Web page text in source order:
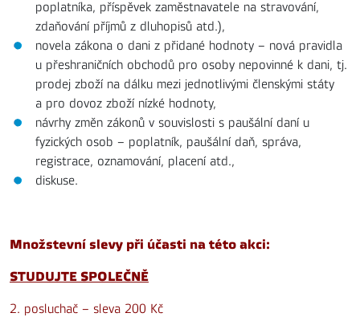
poplatníka, příspěvek zaměstnavatele na stravování,
zdaňování příjmů z dluhopisů atd.),
novela zákona o dani z přidané hodnoty – nová pravidla
u přeshraničních obchodů pro osoby nepovinné k dani, tj.
prodej zboží na dálku mezi jednotlivými členskými státy
a pro dovoz zboží nízké hodnoty,
návrhy změn zákonů v souvislosti s paušální daní u
fyzických osob – poplatník, paušální daň, správa,
registrace, oznamování, placení atd.,
diskuse.
Množstevní slevy při účasti na této akci:
STUDUJTE SPOLEČNĚ
2. posluchač – sleva 200 Kč